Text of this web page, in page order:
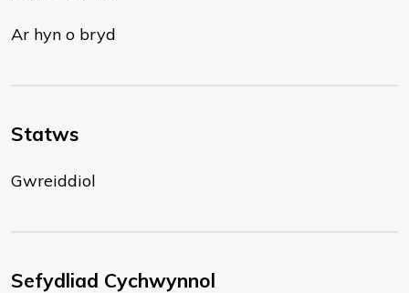
Ar hyn o bryd
Statws
Gwreiddiol
Sefydliad Cychwynnol